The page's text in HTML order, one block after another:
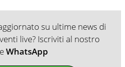
su ultime news di
live? Iscriviti al nostro
WhatsApp